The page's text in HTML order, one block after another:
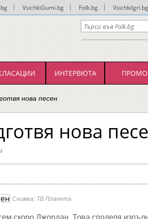
VsichkiGumi.bg Folk.bg VsichkiIgri.bg
ИНТЕРВЮТА ПРОМО
нова песен
нова
Снимка: ТВ Планета
скоро Джордан. Това споделя